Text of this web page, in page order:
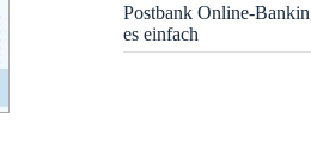
Postbank Online-
es einfach